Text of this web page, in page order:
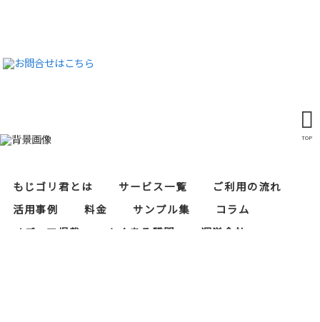
TOP
もじゴリ君とは サービス一覧
ご利用の流れ
活用事例
料金 サンプル集
コラム
メディア掲載
よくある質問
運営会社